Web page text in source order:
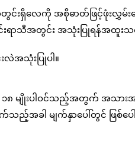
းရှိလေကို အစိုဓာတ်ဖြင့်ဖုံးလွှ
ရာသီအတွင်း အသုံးပြုရန်အထူး
းလဲအသုံးပြုပါ။
၁၈ မျိုးပါဝင်သည့်အတွက် အသာ
က်သည့်အခါ မျက်နှာပေါ်တွင် ဖ